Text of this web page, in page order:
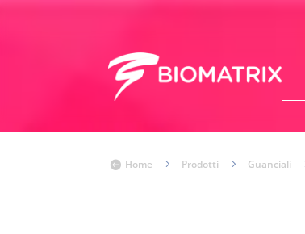
 Home 5 Prodotti 5 Guanciali